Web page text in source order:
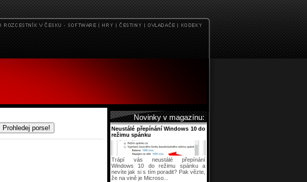
Novinky v magazínu:
Neustálé přepínání Windows 10 do
režimu spánku
Trápí vás neustálé přepínání
Windows 10 do režimu spánku a
nevíte jak si s tím poradit? Pak vězte,
že na vině je Microso...